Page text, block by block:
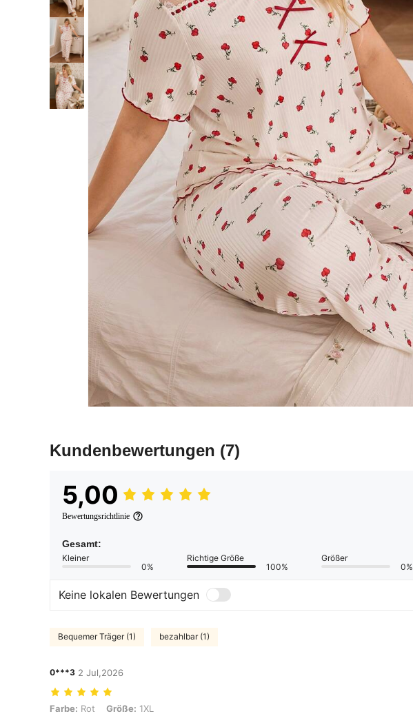
Kundenbewertungen (7)
5,00
Bewertungsrichtlinie
Gesamt:
Kleiner
0%
Richtige Größe
100%
Größer
0%
Keine lokalen Bewertungen
Bequemer Träger (1) bezahlbar (1)
0***3 2 Jul,2026
Farbe: Rot, Größe: 1XL
Farbe: Rot Größe: 1XL